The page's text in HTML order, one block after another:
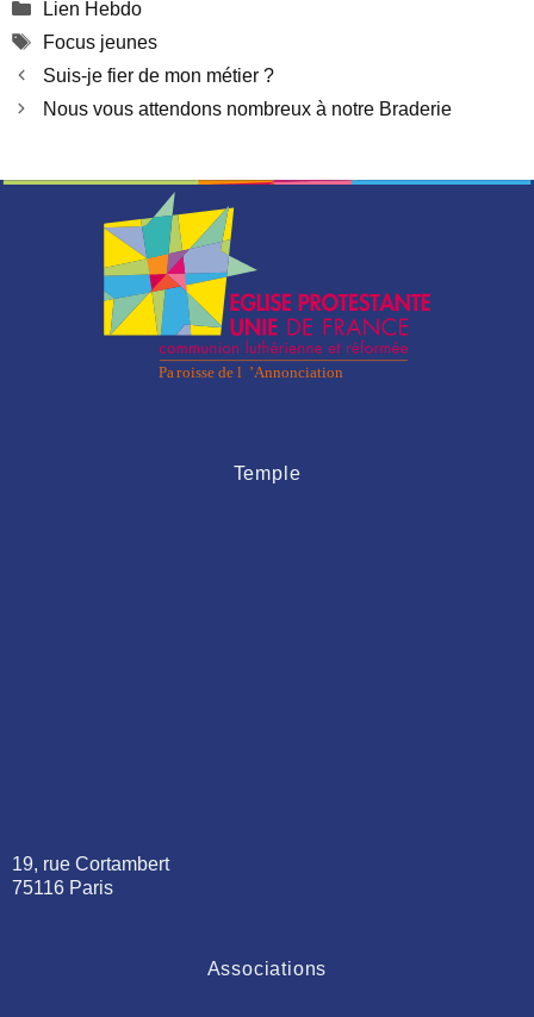
Catégories
Lien Hebdo
Étiquettes
Focus jeunes
Suis-je fier de mon métier ?
Nous vous attendons nombreux à notre Braderie
Temple
19, rue Cortambert
75116 Paris
Associations